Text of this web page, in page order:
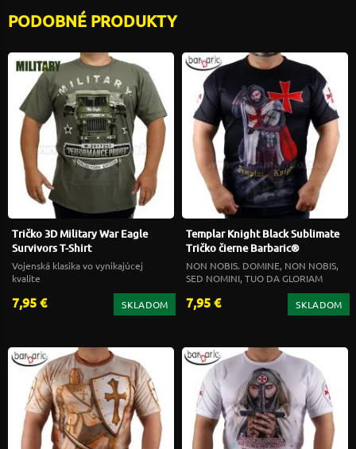
PODOBNÉ PRODUKTY
Tričko 3D Military War Eagle
Survivors T-Shirt
Vojenská klasika vo vynikajúcej
kvalite
7,95 € SKLADOM
Templar Knight Black Sublimate
Tričko čierne Barbaric®
NON NOBIS. DOMINE, NON NOBIS,
SED NOMINI, TUO DA GLORIAM
7,95 € SKLADOM